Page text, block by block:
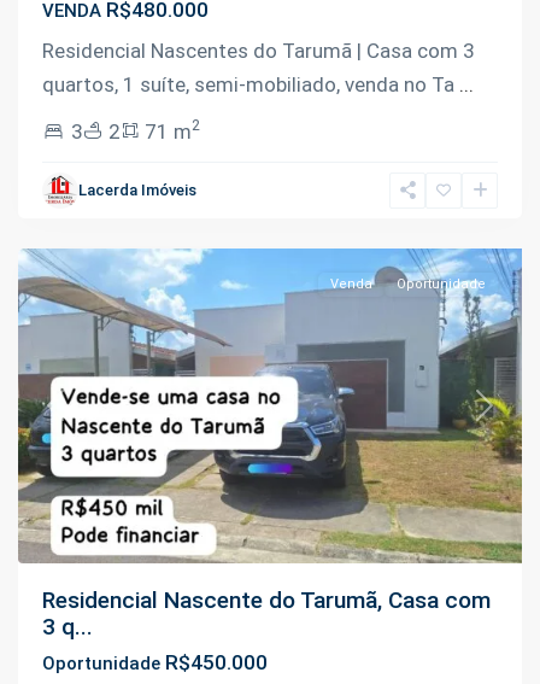
VENDA R$480.000
Residencial Nascentes do Tarumã | Casa com 3
quartos, 1 suíte, semi-mobiliado, venda no Ta ...
3
2 71 m2
Lacerda Imóveis
Tarumã,
Previous Next
Venda Oportunidade
Residencial Nascente do Tarumã, Casa com
3 q...
Oportunidade R$450.000